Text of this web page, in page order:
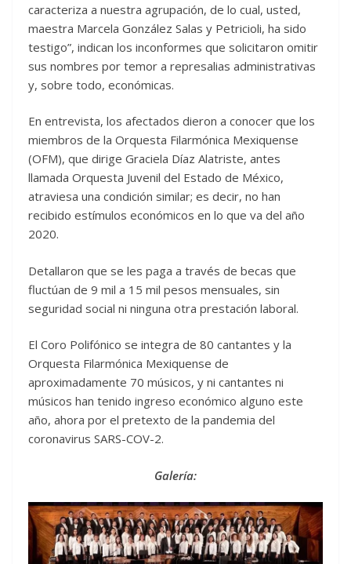
caracteriza a nuestra agrupación, de lo cual, usted,
maestra Marcela González Salas y Petricioli, ha sido
testigo”, indican los inconformes que solicitaron omitir
sus nombres por temor a represalias administrativas
y, sobre todo, económicas.
En entrevista, los afectados dieron a conocer que los
miembros de la Orquesta Filarmónica Mexiquense
(OFM), que dirige Graciela Díaz Alatriste, antes
llamada Orquesta Juvenil del Estado de México,
atraviesa una condición similar; es decir, no han
recibido estímulos económicos en lo que va del año
2020.
Detallaron que se les paga a través de becas que
fluctúan de 9 mil a 15 mil pesos mensuales, sin
seguridad social ni ninguna otra prestación laboral.
El Coro Polifónico se integra de 80 cantantes y la
Orquesta Filarmónica Mexiquense de
aproximadamente 70 músicos, y ni cantantes ni
músicos han tenido ingreso económico alguno este
año, ahora por el pretexto de la pandemia del
coronavirus SARS-COV-2.
Galería: